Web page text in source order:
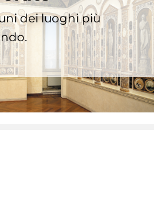
dei luoghi più